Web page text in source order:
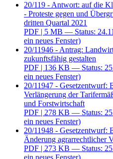
20/119 - Antwort: auf die
- Proteste gegen und
dritten Quartal 2021
PDF | 5 MB — Status:
ein neues Fenster)
20/11946 - Antrag:
zukunftsfähig gestalten
PDF | 136 KB — Status:
ein neues Fenster)
20/11947 - Gesetzentwurf:
Verlängerung der
und Forstwirtschaft
PDF | 278 KB — Status:
ein neues Fenster)
20/11948 - Gesetzentwurf:
Änderung agrarrechtlicher
PDF | 273 KB — Status: